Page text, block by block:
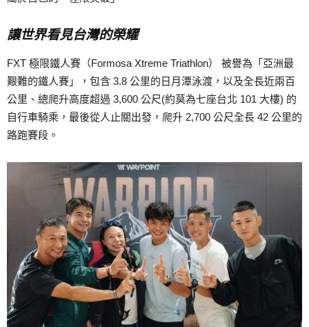
讓世界看見台灣的榮耀
FXT 極限鐵人賽（Formosa Xtreme Triathlon） 被譽為「亞洲最
艱難的鐵人賽」，包含 3.8 公里的日月潭泳渡，以及全長近兩百
公里、總爬升高度超過 3,600 公尺(約莫為七座台北 101 大樓) 的
自行車騎乘，最後從人止關出發，爬升 2,700 公尺全長 42 公里的
路跑賽段。